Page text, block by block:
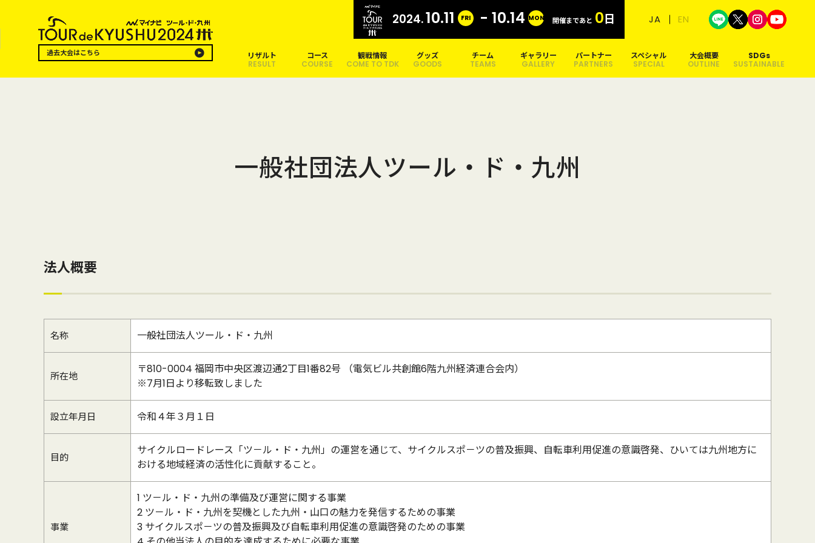
過去大会はこちら
2024.10.11 FRI - 10.14 MON 開催まであと 0日 日本語 English
リザルト
RESULT
コース
COURSE
観戦情報
COME TO TDK
グッズ
GOODS
チーム
TEAMS
ギャラリー
GALLERY
パートナー
PARTNERS
スペシャル
SPECIAL
大会概要
OUTLINE
SDGs
SUSTAINABLE
一般社団法人ツール・ド・九州
法人概要
名称 一般社団法人ツール・ド・九州
所在地
〒810-0004 福岡市中央区渡辺通2丁目1番82号 （電気ビル共創館6階九州経済連合会内）
※7月1日より移転致しました
設立年月日 令和４年３月１日
目的
サイクルロードレース「ツ－ル・ド・九州」の運営を通じて、サイクルスポ－ツの普及振興、自転車利用促進の意識啓発、ひいては九州地方に
おける地域経済の活性化に貢献すること。
事業
1 ツ－ル・ド・九州の準備及び運営に関する事業
2 ツ－ル・ド・九州を契機とした九州・山口の魅力を発信するための事業
3 サイクルスポ－ツの普及振興及び自転車利用促進の意識啓発のための事業